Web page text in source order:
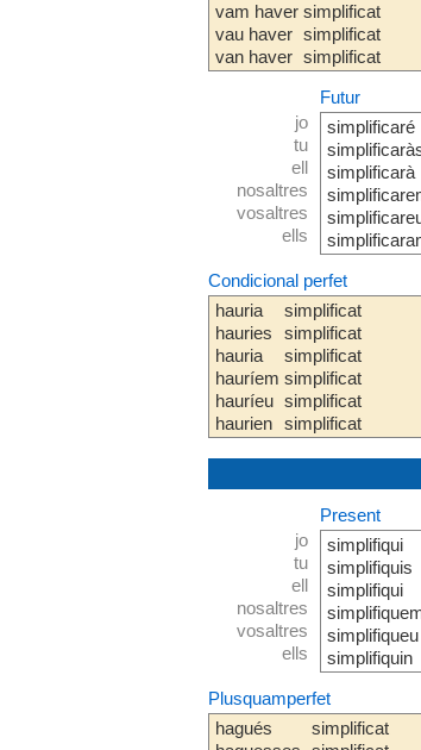
vam haver
vau haver
van haver
simplificat
simplificat
simplificat
jo
tu
ell
nosaltres
vosaltres
ells
Futur
simplificaré
simplificarà
Condicional perfet
hauria
hauries
hauria
hauríem
hauríeu
haurien
simplificat
simplificat
simplificat
simplificat
simplificat
simplificat
jo
tu
ell
nosaltres
vosaltres
ells
Present
simplifiqui
simplifiquis
simplifiqui
simplifiqueu
simplifiquin
Plusquamperfet
hagués
simplificat